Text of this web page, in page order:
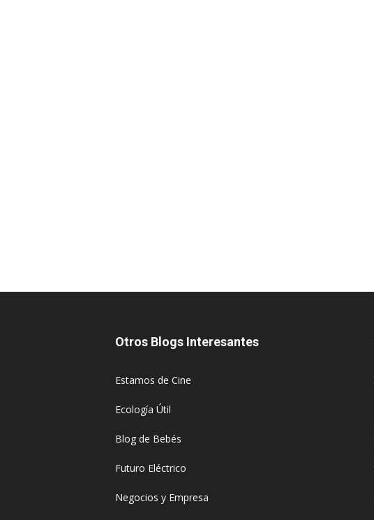
Otros Blogs Interesantes
Estamos de Cine
Ecología Útil
Blog de Bebés
Futuro Eléctrico
Negocios y Empresa